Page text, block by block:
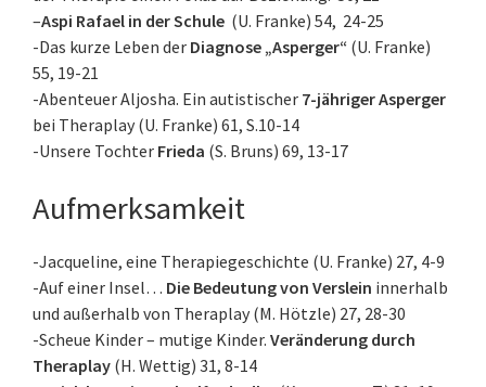
–Aspi Rafael in der Schule (U. Franke) 54, 24-25
-Das kurze Leben der Diagnose „Asperger“ (U. Franke)
55, 19-21
-Abenteuer Aljosha. Ein autistischer 7-jähriger Asperger
bei Theraplay (U. Franke) 61, S.10-14
-Unsere Tochter Frieda (S. Bruns) 69, 13-17
Aufmerksamkeit
-Jacqueline, eine Therapiegeschichte (U. Franke) 27, 4-9
-Auf einer Insel… Die Bedeutung von Verslein innerhalb
und außerhalb von Theraplay (M. Hötzle) 27, 28-30
-Scheue Kinder – mutige Kinder. Veränderung durch
Theraplay (H. Wettig) 31, 8-14